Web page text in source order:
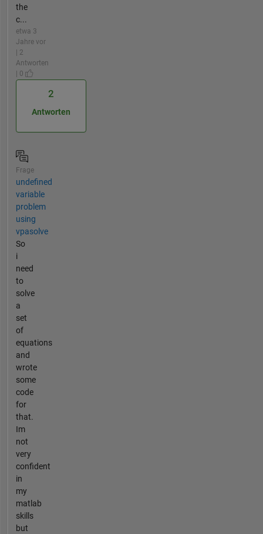
the
c...
etwa 3
Jahre vor
| 2
Antworten
| 0
2
Antworten
Frage
undefined
variable
problem
using
vpasolve
So
i
need
to
solve
a
set
of
equations
and
wrote
some
code
for
that.
Im
not
very
confident
in
my
matlab
skills
but